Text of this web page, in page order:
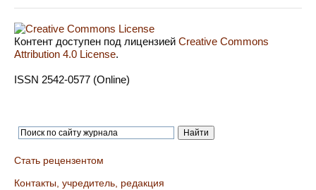
Контент доступен под лицензией Creative Commons
Attribution 4.0 License.
ISSN 2542-0577 (Online)
Стать рецензентом
Контакты, учредитель, редакция